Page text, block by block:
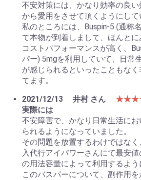
不安対策には、かなり効率の良
から愛用をさせて頂くようにして
私のところには、Buspin-5 (通称
て本物が到着しまして、ほんとに
コストパフォーマンスが高く、
パー) 5mgを利用していて、日常
が感じられるといったこともな
てます。
2021/12/13
井村 さん
実際には
不安障害で、かなり日常生活に
られるようになっていました。
その問題を放置するわけではな
入代行アイパワーさんにて最安
の用法容量によって利用するよう
このバスパーについて、副作用